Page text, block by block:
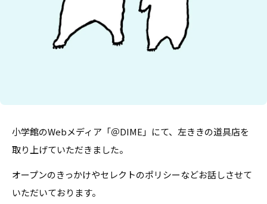
小学館のWebメディア「＠DIME」にて、左ききの道具店を
取り上げていただきました。
オープンのきっかけやセレクトのポリシーなどお話しさせて
いただいております。